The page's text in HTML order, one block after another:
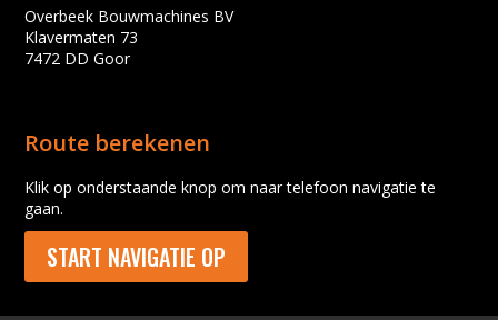
Overbeek Bouwmachines BV
Klavermaten 73
7472 DD Goor
Route berekenen
Klik op onderstaande knop om naar telefoon navigatie te
gaan.
START NAVIGATIE OP